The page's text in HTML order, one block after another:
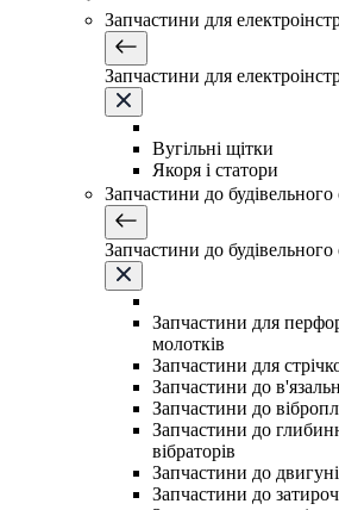
Запчастини для
Запчастини для
Вугільні щітки
Якоря і статори
Запчастини до
Запчастини до
Запчастини для
молотків
Запчастини для
Запчастини до
Запчастини до
Запчастини до
вібраторів
Запчастини до
Запчастини до